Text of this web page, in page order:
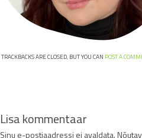
TRACKBACKS ARE CLOSED, BUT YOU CAN POST A
Lisa kommentaar
Sinu e-postiaadressi ei avaldata.